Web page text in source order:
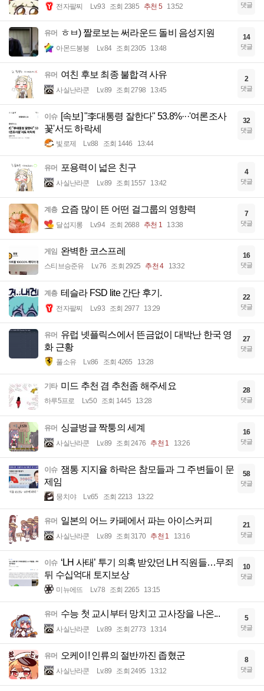
전자팔찌 Lv.93 조회 2385 추천 5 13:52 댓글
유머 ㅎㅂ) 짤로보는 써라운드 돌비 음성지원
아몬드봉봉 Lv.84 조회 2305 13:48
14
댓글
유머 여친 후보 최종 불합격 사유
사실난라쿤 Lv.89 조회 2798 13:45
2
댓글
이슈 [속보] "李대통령 잘한다" 53.8%···'여론조사
꽃'서도 하락세
빛로제 Lv.88 조회 1446 13:44
32
댓글
유머 포용력이 넓은 친구
사실난라쿤 Lv.89 조회 1557 13:42
4
댓글
계층 요즘 많이 뜬 어떤 걸그룹의 영향력
달섭지롱 Lv.94 조회 2688 추천 1 13:38
7
댓글
게임 완벽한 코스프레
스티브승준유 Lv.76 조회 2925 추천 4 13:32
16
댓글
계층 테슬라 FSD lite 간단 후기.
전자팔찌 Lv.93 조회 2977 13:29
22
댓글
유머 유럽 넷플릭스에서 뜬금없이 대박난 한국 영
화 근황
풀소유 Lv.86 조회 4265 13:28
27
댓글
기타 미드 추천 겸 추천좀 해주세요
하루5프로 Lv.50 조회 1445 13:28
28
댓글
유머 싱글벙글 짝퉁의 세계
사실난라쿤 Lv.89 조회 2476 추천 1 13:26
16
댓글
이슈 잼통 지지율 하락은 참모들과 그 주변들이 문
제임
뭉치야 Lv.65 조회 2213 13:22
58
댓글
유머 일본의 어느 카페에서 파는 아이스커피
사실난라쿤 Lv.89 조회 3170 추천 1 13:16
21
댓글
이슈 ‘LH 사태’ 투기 의혹 받았던 LH 직원들…무죄
뒤 수십억대 토지보상
미뉴에뜨 Lv.78 조회 2265 13:15
10
댓글
유머 수능 첫 교시부터 망치고 고사장을 나온...
사실난라쿤 Lv.89 조회 2773 13:14
5
댓글
유머 오케이! 인류의 절반까진 좁혔군
사실난라쿤 Lv.89 조회 2495 13:12
8
댓글